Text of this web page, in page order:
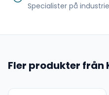
Specialister på
Fler produkter från